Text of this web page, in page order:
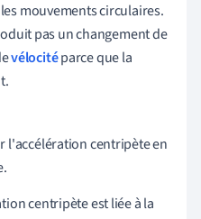
mouvements circulaires.
pas un changement de
vélocitéparce que la
l'accélération centripète en
centripète est liée à la